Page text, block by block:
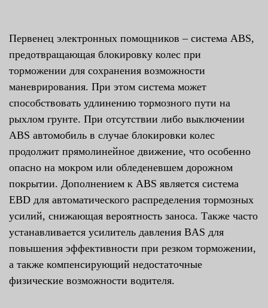
Первенец электронных помощников – система ABS,
предотвращающая блокировку колес при
торможении для сохранения возможности
маневрирования. При этом система может
способствовать удлинению тормозного пути на
рыхлом грунте. При отсутствии либо выключении
ABS автомобиль в случае блокировки колес
продолжит прямолинейное движение, что особенно
опасно на мокром или обледеневшем дорожном
покрытии. Дополнением к ABS является система
EBD для автоматического распределения тормозных
усилий, снижающая вероятность заноса. Также часто
устанавливается усилитель давления BAS для
повышения эффективности при резком торможении,
а также компенсирующий недостаточные
физические возможности водителя.